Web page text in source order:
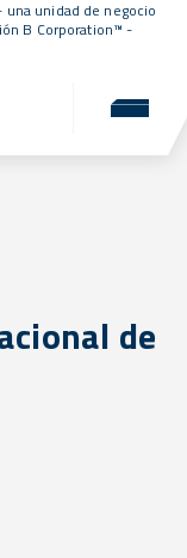
una unidad de negocio
B Corporation™ -
de